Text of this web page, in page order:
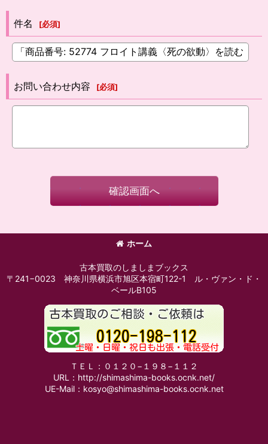
件名 [必須]
お問い合わせ内容 [必須]
確認画面へ
ホーム
古本買取のしましまブックス
〒241−0023 神奈川県横浜市旭区本宿町122-1 ル・ヴァン・ド・
ベールB105
ＴＥＬ：０１２０−１９８−１１２
URL：http://shimashima-books.ocnk.net/
UE-Mail：kosyo@shimashima-books.ocnk.net